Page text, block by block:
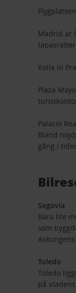
Madrid är
tapasrätter.
Kolla in
Plaza
Palacio
Bland
gång i
Segovia
Bara lite
som
Toledo
Toledo
på